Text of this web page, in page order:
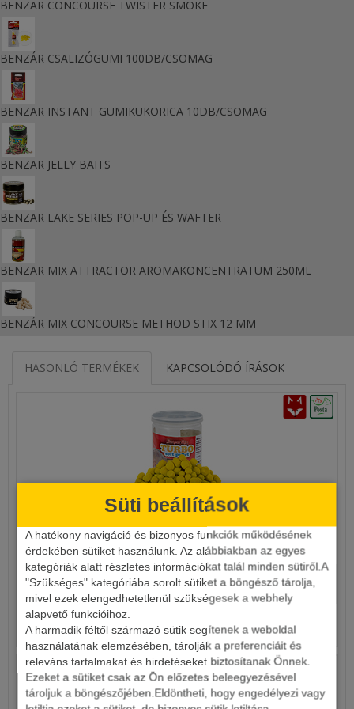
Süti beállítások
A hatékony navigáció és bizonyos funkciók működésének
érdekében sütiket használunk. Az alábbiakban az egyes
kategóriák alatt részletes információkat talál minden sütiről.A
"Szükséges" kategóriába sorolt sütiket a böngésző tárolja,
mivel ezek elengedhetetlenül szükségesek a webhely
alapvető funkcióihoz.
A harmadik féltől származó sütik segítenek a weboldal
használatának elemzésében, tárolják a preferenciáit és
releváns tartalmakat és hirdetéseket biztosítanak Önnek.
Ezeket a sütiket csak az Ön előzetes beleegyezésével
tároljuk a böngészőjében.Eldöntheti, hogy engedélyezi vagy
BENZAR CONCOURSE TWISTER SMOKE
BENZÁR CSALIZÓGUMI 100DB/CSOMAG
BENZAR INSTANT GUMIKUKORICA 10DB/CSOMAG
BENZAR JELLY BAITS
BENZAR LAKE SERIES POP-UP ÉS WAFTER
BENZAR MIX ATTRACTOR AROMAKONCENTRATUM 250ML
BENZÁR MIX CONCOURSE METHOD STIX 12 MM
HASONLÓ TERMÉKEK KAPCSOLÓDÓ ÍRÁSOK
BENZAR MIX TURBO SOFT LONG LIFE PELLET
1 390 Ft
Részletek